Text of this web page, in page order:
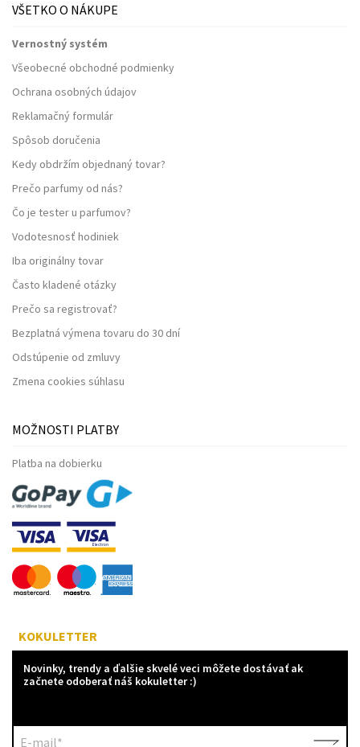
VŠETKO O NÁKUPE
Vernostný systém
Všeobecné obchodné podmienky
Ochrana osobných údajov
Reklamačný formulár
Spôsob doručenia
Kedy obdržím objednaný tovar?
Prečo parfumy od nás?
Čo je tester u parfumov?
Vodotesnosť hodiniek
Iba originálny tovar
Často kladené otázky
Prečo sa registrovať?
Bezplatná výmena tovaru do 30 dní
Odstúpenie od zmluvy
Zmena cookies súhlasu
MOŽNOSTI PLATBY
Platba na dobierku
KOKULETTER
Novinky, trendy a ďalšie skvelé veci môžete dostávať ak
začnete odoberať náš kokuletter :)
E-mail*